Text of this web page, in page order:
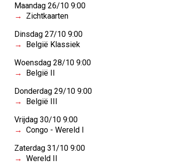
Maandag 26/10 9:00
Zichtkaarten
Dinsdag 27/10 9:00
België Klassiek
Woensdag 28/10 9:00
België II
Donderdag 29/10 9:00
België III
Vrijdag 30/10 9:00
Congo - Wereld I
Zaterdag 31/10 9:00
Wereld II